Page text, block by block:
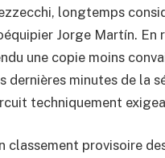
longtemps
Jorge Martín. En
une copie moins
dernières minutes de la
techniquement
classement provisoire